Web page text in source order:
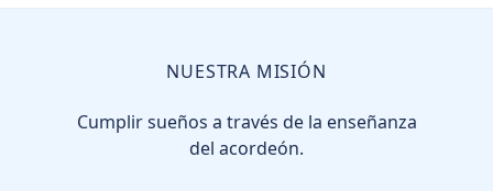
NUESTRA MISIÓN
Cumplir sueños a través de la enseñanza
del acordeón.